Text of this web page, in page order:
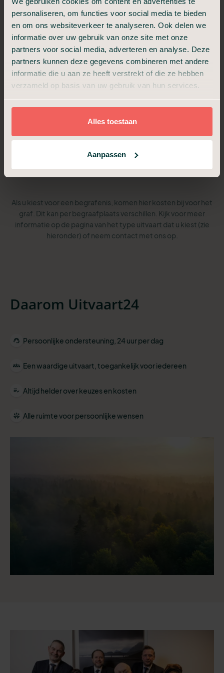
personaliseren, om functies voor social media te bieden
en om ons websiteverkeer te analyseren. Ook delen we
informatie over uw gebruik van onze site met onze
partners voor social media, adverteren en analyse. Deze
partners kunnen deze gegevens combineren met andere
informatie die u aan ze heeft verstrekt of die ze hebben
verzameld op basis van uw gebruik van hun services.
Alles toestaan
Aanpassen
Van a tot z verzorgd, met samenzijn en condoleance.
€ 3.499,-
Vanaf
Alles van Compact, plus:
Ondersteuning uitvaartverzorger
Begeleiding samenzijn en condoleance (30 min)
Hulp voor draaiboek, beeld en geluid
Plan een adviesgesprek
Als u kiest voor een begrafenis, komen hier kosten bij voor het
graf. Dit kan per begraafplaats verschillen. Kijk voor meer
informatie op de pagina van het type uitvaart dat u kiest (zie
hieronder) of neem contact met ons op.
Daarom Uitvaart24
Persoonlijke ondersteuning, 24 uur per dag
Een waardige uitvaart, toegankelijk voor iedereen
Altijd helder over keuzes en kosten
Alle ruimte voor persoonlijke wensen